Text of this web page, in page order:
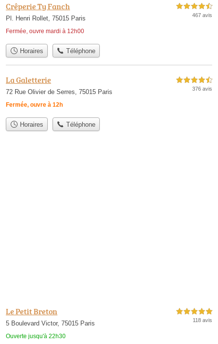
Crêperie Ty Fanch
Pl. Henri Rollet, 75015 Paris
Fermée, ouvre mardi à 12h00
4,5 étoiles sur 5
467 avis
Horaires Téléphone
La Galetterie
72 Rue Olivier de Serres, 75015 Paris
Fermée, ouvre à 12h
4,5 étoiles sur 5
376 avis
Horaires Téléphone
Le Petit Breton
5 Boulevard Victor, 75015 Paris
Ouverte jusqu'à 22h30
5,0 étoiles sur 5
118 avis